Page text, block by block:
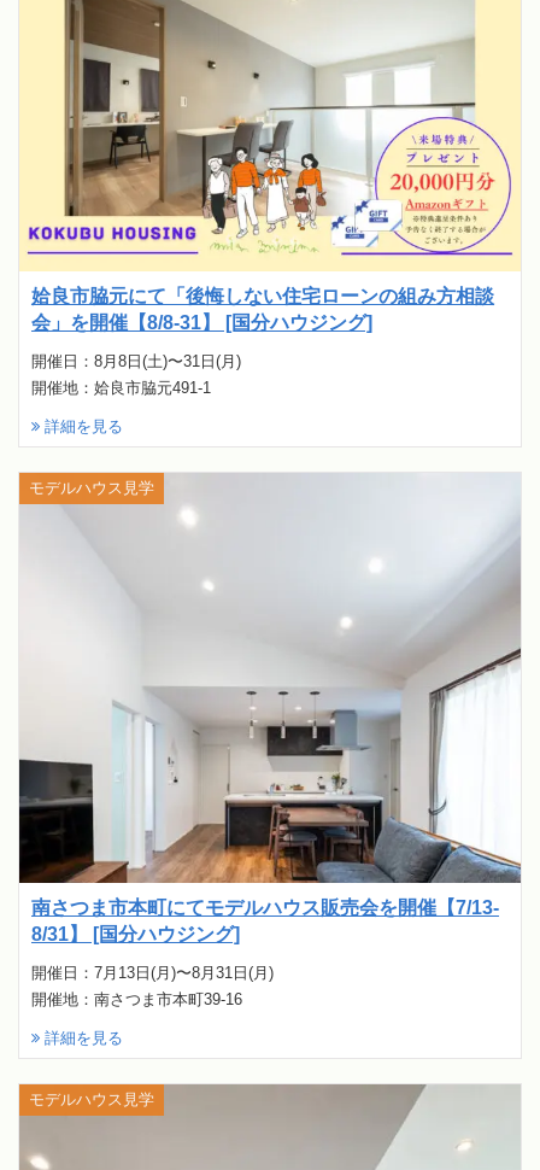
姶良市脇元にて「後悔しない住宅ローンの組み方相談
会」を開催【8/8-31】 [国分ハウジング]
開催日：8月8日(土)〜31日(月)
開催地：姶良市脇元491-1
詳細を見る
南さつま市本町にてモデルハウス販売会を開催【7/13-
8/31】 [国分ハウジング]
開催日：7月13日(月)〜8月31日(月)
開催地：南さつま市本町39-16
詳細を見る
モデルハウス見学
モデルハウス見学